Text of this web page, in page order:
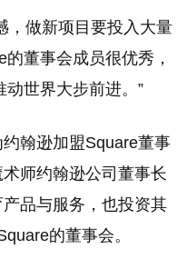
，做新项目要投入大量
董事会成员很优秀，
世界大步前进。”
翰逊加盟Square董事
师约翰逊公司董事长
品与服务，也投资其
的董事会。